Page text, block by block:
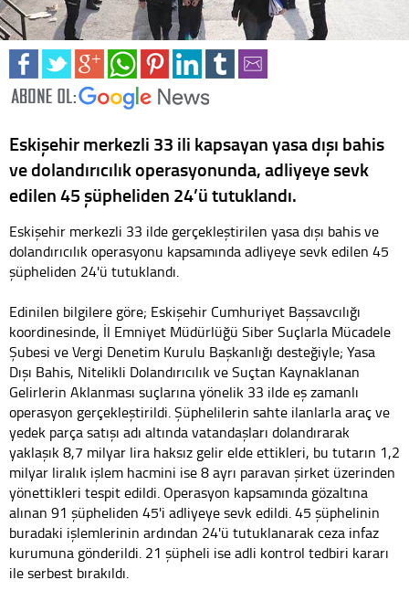
Eskişehir merkezli 33 ili kapsayan yasa dışı bahis
ve dolandırıcılık operasyonunda, adliyeye sevk
edilen 45 şüpheliden 24’ü tutuklandı.
Eskişehir merkezli 33 ilde gerçekleştirilen yasa dışı bahis ve
dolandırıcılık operasyonu kapsamında adliyeye sevk edilen 45
şüpheliden 24'ü tutuklandı.
Edinilen bilgilere göre; Eskişehir Cumhuriyet Başsavcılığı
koordinesinde, İl Emniyet Müdürlüğü Siber Suçlarla Mücadele
Şubesi ve Vergi Denetim Kurulu Başkanlığı desteğiyle; Yasa
Dışı Bahis, Nitelikli Dolandırıcılık ve Suçtan Kaynaklanan
Gelirlerin Aklanması suçlarına yönelik 33 ilde eş zamanlı
operasyon gerçekleştirildi. Şüphelilerin sahte ilanlarla araç ve
yedek parça satışı adı altında vatandaşları dolandırarak
yaklaşık 8,7 milyar lira haksız gelir elde ettikleri, bu tutarın 1,2
milyar liralık işlem hacmini ise 8 ayrı paravan şirket üzerinden
yönettikleri tespit edildi. Operasyon kapsamında gözaltına
alınan 91 şüpheliden 45'i adliyeye sevk edildi. 45 şüphelinin
buradaki işlemlerinin ardından 24'ü tutuklanarak ceza infaz
kurumuna gönderildi. 21 şüpheli ise adli kontrol tedbiri kararı
ile serbest bırakıldı.